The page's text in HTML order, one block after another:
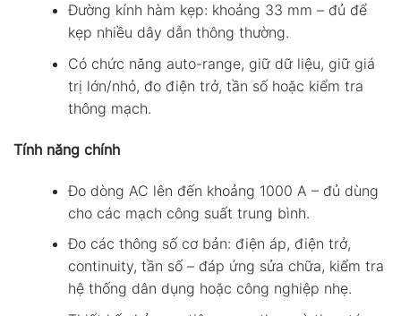
Đường kính hàm kẹp: khoảng 33 mm – đủ để
kẹp nhiều dây dẫn thông thường.
Có chức năng auto-range, giữ dữ liệu, giữ giá
trị lớn/nhỏ, đo điện trở, tần số hoặc kiểm tra
thông mạch.
Tính năng chính
Đo dòng AC lên đến khoảng 1000 A – đủ dùng
cho các mạch công suất trung bình.
Đo các thông số cơ bản: điện áp, điện trở,
continuity, tần số – đáp ứng sửa chữa, kiểm tra
hệ thống dân dụng hoặc công nghiệp nhẹ.